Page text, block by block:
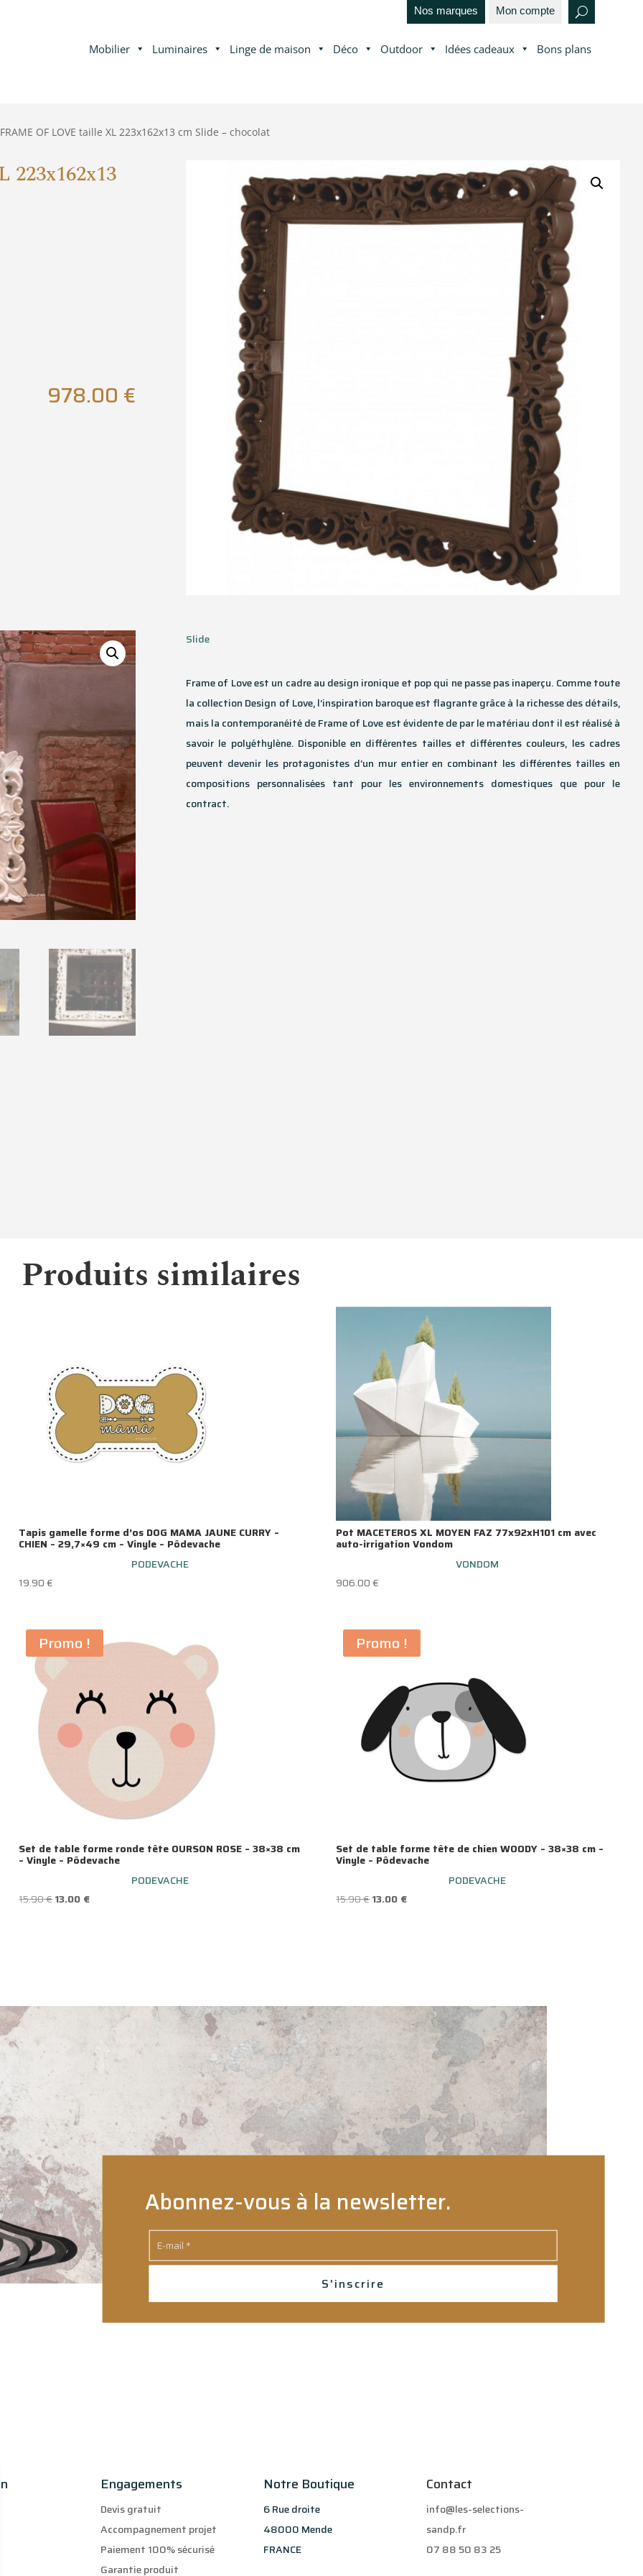
Nos marques Mon compte
Mobilier Luminaires Linge de maison Déco Outdoor Idées cadeaux Bons plans
OF LOVE taille XL 223x162x13 cm Slide – chocolat
978.00 €
Slide
Frame of Love est un cadre au design ironique et pop qui ne passe pas inaperçu. Comme toute
la collection Design of Love, l’inspiration baroque est flagrante grâce à la richesse des détails,
mais la contemporanéité de Frame of Love est évidente de par le matériau dont il est réalisé à
savoir le polyéthylène. Disponible en différentes tailles et différentes couleurs, les cadres
peuvent devenir les protagonistes d’un mur entier en combinant les différentes tailles en
compositions personnalisées tant pour les environnements domestiques que pour le
contract.
Produits similaires
Tapis gamelle forme d’os DOG MAMA JAUNE CURRY –
CHIEN – 29,7×49 cm – Vinyle – Pôdevache
PODEVACHE
19.90€
Pot MACETEROS XL MOYEN FAZ 77x92xH101 cm avec
auto-irrigation Vondom
VONDOM
906.00€
Promo !
Set de table forme ronde tête OURSON ROSE – 38×38 cm
– Vinyle – Pôdevache
PODEVACHE
15.90€Le
13.00 €Le
Promo !
Set de table forme tête de chien WOODY – 38×38 cm –
Vinyle – Pôdevache
PODEVACHE
15.90€Le
13.00 €Le
Abonnez-vous à la newsletter.
S'inscrire
Engagements
Devis gratuit
Accompagnement projet
Paiement 100% sécurisé
Garantie produit
Notre Boutique
6 Rue droite
48000 Mende
FRANCE
Contact
info@les-selections-
sandp.fr
07 88 50 83 25